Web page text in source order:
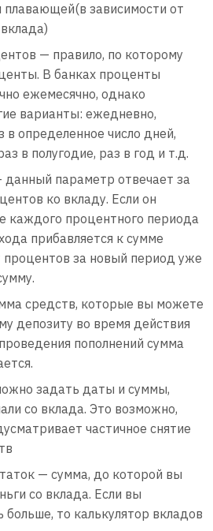
зависимости от
— правило, по которому
В банках проценты
ежемесячно, однако
варианты: ежедневно,
в определенное число дней,
в полугодие, раз в год и т.д.
данный параметр отвечает за
ко вкладу. Если он
каждого процентного периода
прибавляется к сумме
процентов за новый период уже
средств, которые вы можете
депозиту во время действия
пополнений сумма
задать даты и суммы,
со вклада. Это возможно,
частичное снятие
— сумма, до которой вы
со вклада. Если вы
больше, то калькулятор вкладов